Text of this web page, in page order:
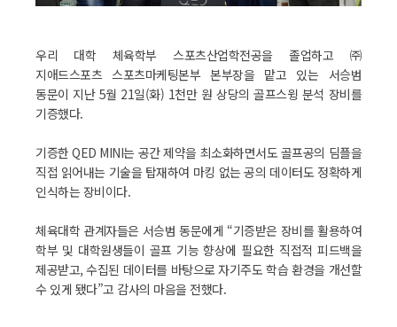
우리 대학 체육학부 스포츠산업학전공을 졸업하고 ㈜
지애드스포츠 스포츠마케팅본부 본부장을 맡고 있는 서승범
동문이 지난 5월 21일(화) 1천만 원 상당의 골프스윙 분석 장비를
기증했다.
기증한 QED MINI는 공간 제약을 최소화하면서도 골프공의 딤플을
직접 읽어내는 기술을 탑재하여 마킹 없는 공의 데이터도 정확하게
인식하는 장비이다.
체육대학 관계자들은 서승범 동문에게 “기증받은 장비를 활용하여
학부 및 대학원생들이 골프 기능 향상에 필요한 직접적 피드백을
제공받고, 수집된 데이터를 바탕으로 자기주도 학습 환경을 개선할
수 있게 됐다”고 감사의 마음을 전했다.